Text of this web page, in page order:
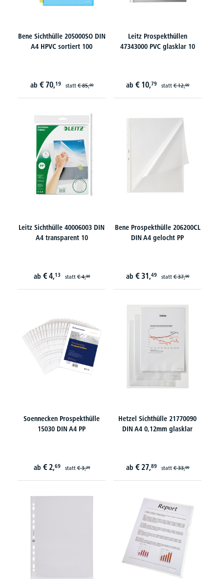
Bene Sichthülle 205000SO DIN
A4 HPVC sortiert 100
ab € 70,19 statt€ 85,99
Leitz Prospekthüllen
47343000 PVC glasklar 10
ab € 10,79 statt€ 12,99
Leitz Sichthülle 40006003 DIN
A4 transparent 10
ab € 4,13 statt€ 4,99
Bene Prospekthülle 206200CL
DIN A4 gelocht PP
ab € 31,49 statt€ 37,99
Soennecken Prospekthülle
15030 DIN A4 PP
ab € 2,69 statt€ 3,29
Hetzel Sichthülle 21770090
DIN A4 0,12mm glasklar
ab € 27,89 statt€ 33,99